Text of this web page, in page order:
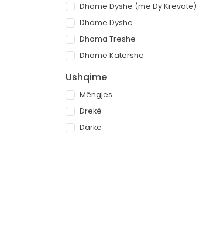
Dhomë Dyshe (me Dy Krevatë)
Dhomë Dyshe
Dhoma Treshe
Dhomë Katërshe
Ushqime
Mëngjes
Drekë
Darkë